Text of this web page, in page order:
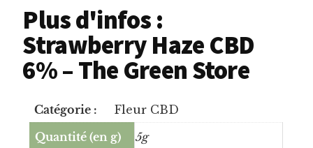
Plus d'infos :
Strawberry Haze CBD
6% – The Green Store
Catégorie :
Fleur CBD
Quantité (en g)
5g